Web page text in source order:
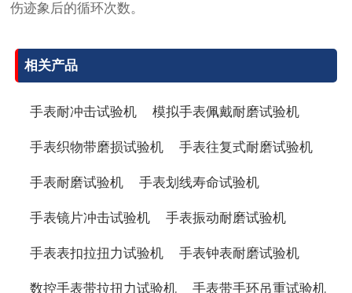
伤迹象后的循环次数。
相关产品
手表耐冲击试验机 模拟手表佩戴耐磨试验机
手表织物带磨损试验机 手表往复式耐磨试验机
手表耐磨试验机 手表划线寿命试验机
手表镜片冲击试验机 手表振动耐磨试验机
手表表扣拉扭力试验机 手表钟表耐磨试验机
数控手表带拉扭力试验机 手表带手环吊重试验机